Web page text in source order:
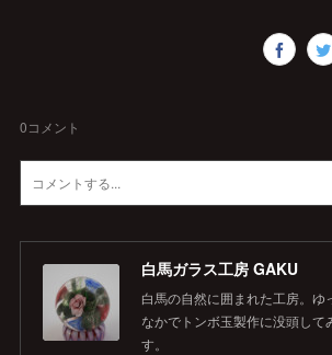
0コメント
白馬ガラス工房 GAKU
白馬の自然に囲まれた工房。ゆ
なかでトンボ玉製作に没頭して
す。